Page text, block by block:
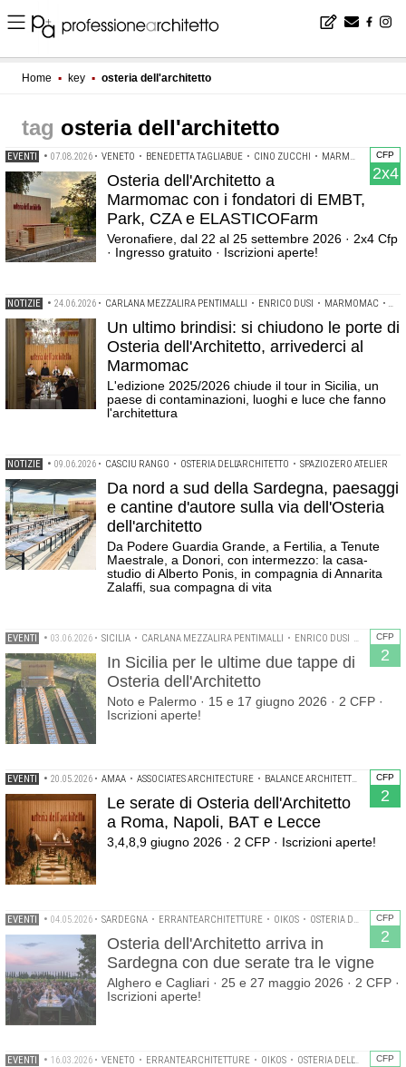
Home ▪ key ▪ osteria dell'architetto
osteria dell'architetto
CFP
2x4
EVENTI • 07.08.2026 • VENETO • BENEDETTA TAGLIABUE • CINO ZUCCHI • MARMOMAC •
Osteria dell'Architetto a
Marmomac con i fondatori di EMBT,
Park, CZA e ELASTICOFarm
Veronafiere, dal 22 al 25 settembre 2026 · 2x4 Cfp
· Ingresso gratuito · Iscrizioni aperte!
NOTIZIE • 24.06.2026 • CARLANA MEZZALIRA PENTIMALLI • ENRICO DUSI • MARMOMAC •
Un ultimo brindisi: si chiudono le porte di
Osteria dell'Architetto, arrivederci al
Marmomac
L'edizione 2025/2026 chiude il tour in Sicilia, un
paese di contaminazioni, luoghi e luce che fanno
l'architettura
NOTIZIE • 09.06.2026 • CASCIU RANGO • OSTERIA DELL'ARCHITETTO • SPAZIOZERO ATELIER
Da nord a sud della Sardegna, paesaggi
e cantine d'autore sulla via dell'Osteria
dell'architetto
Da Podere Guardia Grande, a Fertilia, a Tenute
Maestrale, a Donori, con intermezzo: la casa-
studio di Alberto Ponis, in compagnia di Annarita
Zalaffi, sua compagna di vita
CFP
2
EVENTI • 03.06.2026 • SICILIA • CARLANA MEZZALIRA PENTIMALLI • ENRICO DUSI
In Sicilia per le ultime due tappe di
Osteria dell'Architetto
Noto e Palermo · 15 e 17 giugno 2026 · 2 CFP ·
Iscrizioni aperte!
CFP
2
EVENTI • 20.05.2026 • AMAA • ASSOCIATES ARCHITECTURE • BALANCE ARCHITETTURA •
Le serate di Osteria dell'Architetto
a Roma, Napoli, BAT e Lecce
3,4,8,9 giugno 2026 · 2 CFP · Iscrizioni aperte!
CFP
2
EVENTI • 04.05.2026 • SARDEGNA • ERRANTEARCHITETTURE • OIKOS • OSTERIA DELL'ARCHITETTO
Osteria dell'Architetto arriva in
Sardegna con due serate tra le vigne
Alghero e Cagliari · 25 e 27 maggio 2026 · 2 CFP ·
Iscrizioni aperte!
CFP
EVENTI • 16.03.2026 • VENETO • ERRANTEARCHITETTURE • OIKOS • OSTERIA DELL'ARCHITETTO